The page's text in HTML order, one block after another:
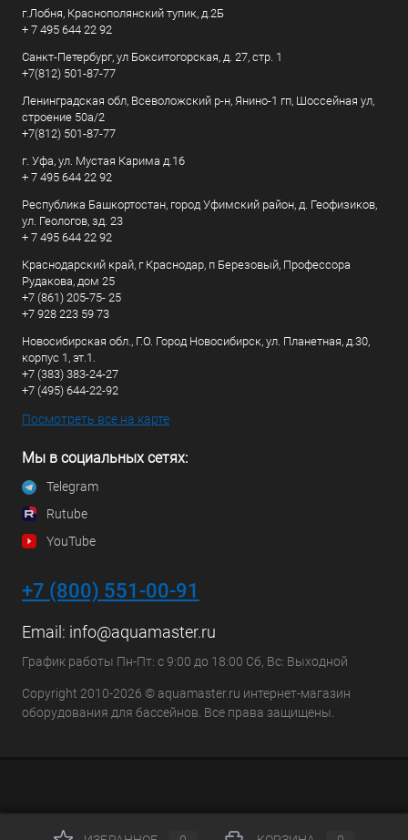
г.Лобня, Краснополянский тупик, д.2Б
+ 7 495 644 22 92
Санкт-Петербург, ул Бокситогорская, д. 27, стр. 1
+7(812) 501-87-77
Ленинградская обл, Всеволожский р-н, Янино-1 гп, Шоссейная ул,
строение 50а/2
+7(812) 501-87-77
г. Уфа, ул. Мустая Карима д.16
+ 7 495 644 22 92
Республика Башкортостан, город Уфимский район, д. Геофизиков,
ул. Геологов, зд. 23
+ 7 495 644 22 92
Краснодарский край, г Краснодар, п Березовый, Профессора
Рудакова, дом 25
+7 (861) 205-75- 25
+7 928 223 59 73
Новосибирская обл., Г.О. Город Новосибирск, ул. Планетная, д.30,
корпус 1, эт.1.
+7 (383) 383-24-27
+7 (495) 644-22-92
Посмотреть все на карте
Мы в социальных сетях:
Telegram
Rutube
YouTube
+7 (800) 551-00-91
Email: info@aquamaster.ru
График работы Пн-Пт: с 9:00 до 18:00 Сб, Вс: Выходной
Copyright 2010-2026 © aquamaster.ru интернет-магазин
оборудования для бассейнов. Все права защищены.